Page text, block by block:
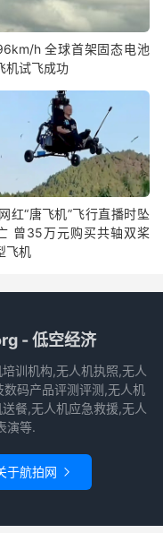
h 全球首架固态电池
机试飞成功
红“唐飞机”飞行直播时坠
曾35万元购买共轴双桨
飞机
- 低空经济
训机构,无人机执照,无人
码产品评测评测,无人机
餐,无人机应急救援,无人
演等.
于航拍网 